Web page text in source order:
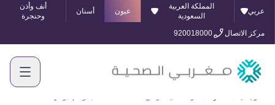
عربي
المملكة العربية
السعودية
عيون أسنان
أنف وأذن
وحنجرة
مركز الاتصال
920018000